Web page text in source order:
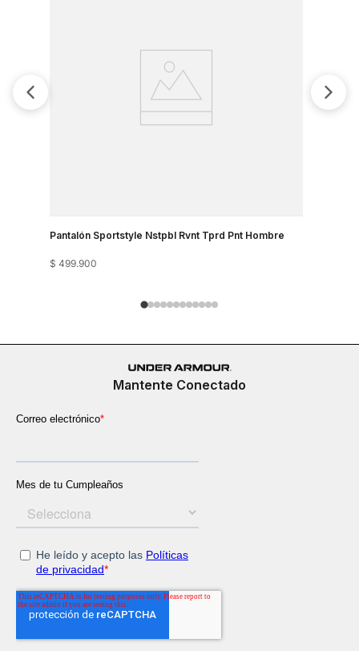
Pantalón Sportstyle Nstpbl Rvnt Tprd Pnt Hombre
$ 499.900
Mantente Conectado